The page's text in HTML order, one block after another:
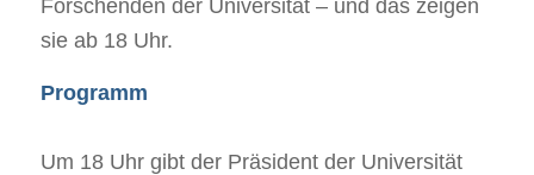
Forschenden der Universität – und das zeigen
sie ab 18 Uhr.
Programm
Um 18 Uhr gibt der Präsident der Universität